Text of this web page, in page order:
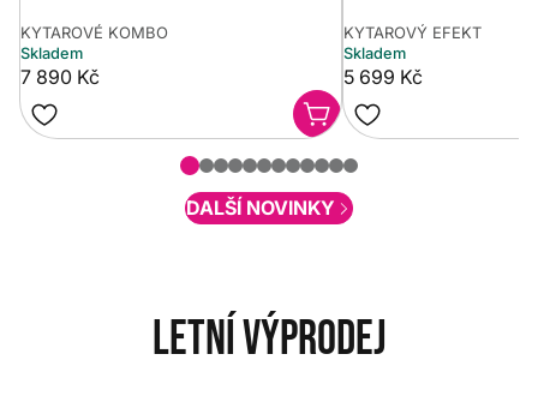
KYTAROVÉ KOMBO
Skladem
7 890 Kč
KYTAROVÝ EFEKT
Skladem
5 699 Kč
DALŠÍ NOVINKY
Letní výprodej